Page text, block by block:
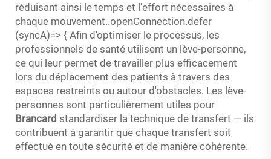
réduisant ainsi le temps et l'effort nécessaires à
chaque mouvement..openConnection.defer
(syncA)=> { Afin d'optimiser le processus, les
professionnels de santé utilisent un lève-personne,
ce qui leur permet de travailler plus efficacement
lors du déplacement des patients à travers des
espaces restreints ou autour d'obstacles. Les lève-
personnes sont particulièrement utiles pour
Brancard standardiser la technique de transfert — ils
contribuent à garantir que chaque transfert soit
effectué en toute sécurité et de manière cohérente.